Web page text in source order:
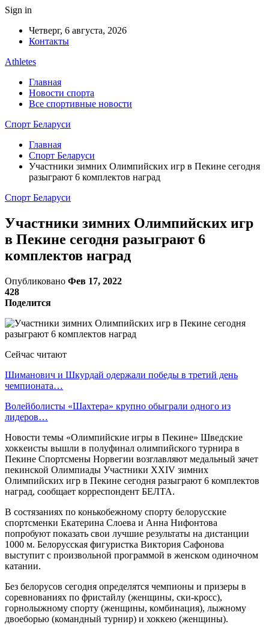
Sign in
Четверг, 6 августа, 2026
Контакты
Athletes
Главная
Новости спорта
Все спортивные новости
Спорт Беларуси
Главная
Спорт Беларуси
Участники зимних Олимпийских игр в Пекине сегодня
разыграют 6 комплектов наград
Спорт Беларуси
Участники зимних Олимпийских игр
в Пекине сегодня разыграют 6
комплектов наград
Опубликовано Фев 17, 2022
428
Поделится
Сейчас читают
Шиманович и Шкурдай одержали победы в третий день
чемпионата…
Волейболисты «Шахтера» крупно обыграли одного из
лидеров…
Новости темы «Олимпийские игры в Пекине» Шведские
хоккеисты вышли в полуфинал олимпийского турнира в
Пекине Спортсмены Норвегии возглавляют медальный зачет
пекинской Олимпиады Участники XXIV зимних
Олимпийских игр в Пекине сегодня разыграют 6 комплектов
наград, сообщает корреспондент БЕЛТА.
В состязаниях по конькобежному спорту белорусские
спортсменки Екатерина Слоева и Анна Нифонтова
попробуют показать свои лучшие результаты на дистанции
1000 м. Белорусская фигуристка Виктория Сафонова
выступит с произвольной программой в женском одиночном
катании.
Без белорусов сегодня определятся чемпионы и призеры в
соревнованиях по фристайлу (женщины, ски-кросс),
горнолыжному спорту (женщины, комбинация), лыжному
двоеборью (командный турнир) и хоккею (женщины).